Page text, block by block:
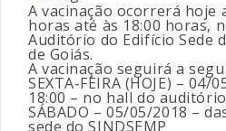
A vacinação ocorrerá hoje
horas até às 18:00 horas,
Auditório do Edifício Sede
de Goiás.
A vacinação seguirá a
SEXTA-FEIRA (HOJE) – 04/
18:00 – no hall do
SÁBADO – 05/05/2018 –
sede do SINDSEMP